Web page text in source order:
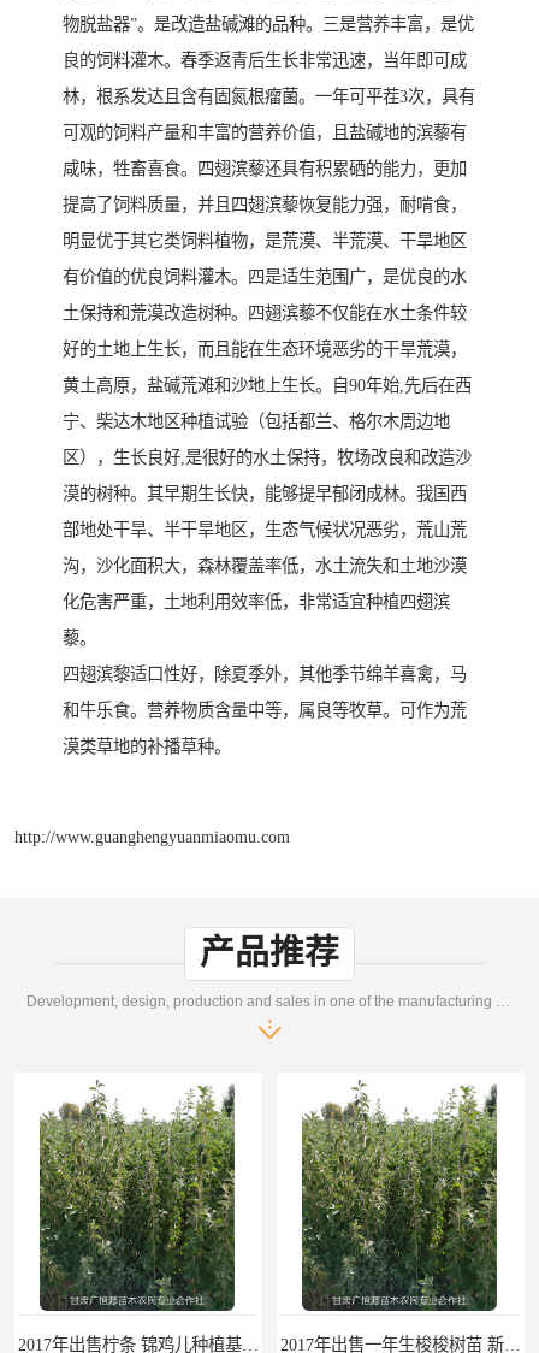
物脱盐器”。是改造盐碱滩的品种。三是营养丰富，是优
良的饲料灌木。春季返青后生长非常迅速，当年即可成
林，根系发达且含有固氮根瘤菌。一年可平茬3次，具有
可观的饲料产量和丰富的营养价值，且盐碱地的滨藜有
咸味，牲畜喜食。四翅滨藜还具有积累硒的能力，更加
提高了饲料质量，并且四翅滨藜恢复能力强，耐啃食，
明显优于其它类饲料植物，是荒漠、半荒漠、干旱地区
有价值的优良饲料灌木。四是适生范围广，是优良的水
土保持和荒漠改造树种。四翅滨藜不仅能在水土条件较
好的土地上生长，而且能在生态环境恶劣的干旱荒漠，
黄土高原，盐碱荒滩和沙地上生长。自90年始,先后在西
宁、柴达木地区种植试验（包括都兰、格尔木周边地
区），生长良好,是很好的水土保持，牧场改良和改造沙
漠的树种。其早期生长快，能够提早郁闭成林。我国西
部地处干旱、半干旱地区，生态气候状况恶劣，荒山荒
沟，沙化面积大，森林覆盖率低，水土流失和土地沙漠
化危害严重，土地利用效率低，非常适宜种植四翅滨
藜。
四翅滨黎适口性好，除夏季外，其他季节绵羊喜禽，马
和牛乐食。营养物质含量中等，属良等牧草。可作为荒
漠类草地的补播草种。
http://www.guanghengyuanmiaomu.com
产品推荐